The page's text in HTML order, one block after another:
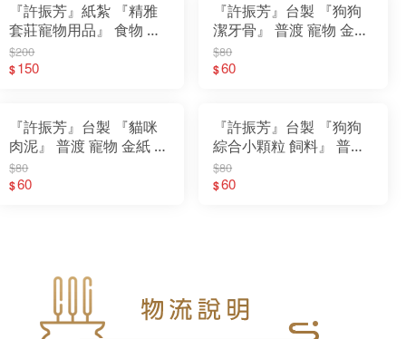
『許振芳』紙紮 『精雅
套莊寵物用品』 食物 狗
狗 貓咪 飼料 普渡 寵物
金紙 紙紮 寵物金 食物 罐
$200
$150
『許振芳』台製 『狗狗
潔牙骨』 普渡 寵物 金紙
紙紮 狗 貓 食物 罐頭 飼
料
$80
$60
『許振芳』台製 『貓咪
肉泥』 普渡 寵物 金紙 紙
紮 狗 貓 食物 罐頭 飼料
寵物金
$80
$60
『許振芳』台製 『狗狗
綜合小顆粒 飼料』 普渡
寵物 金紙 紙紮 狗 貓 食
物 罐頭 飼料 寵物金
$80
$60